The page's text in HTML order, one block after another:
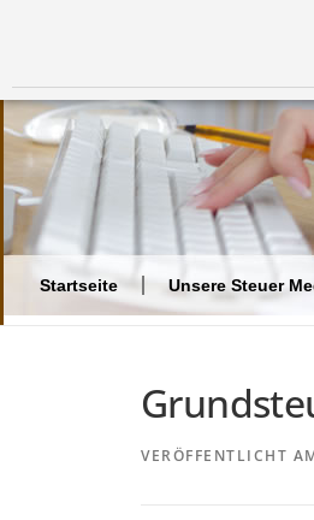
Startseite Unsere Steuer
VERÖFFENTLICHT